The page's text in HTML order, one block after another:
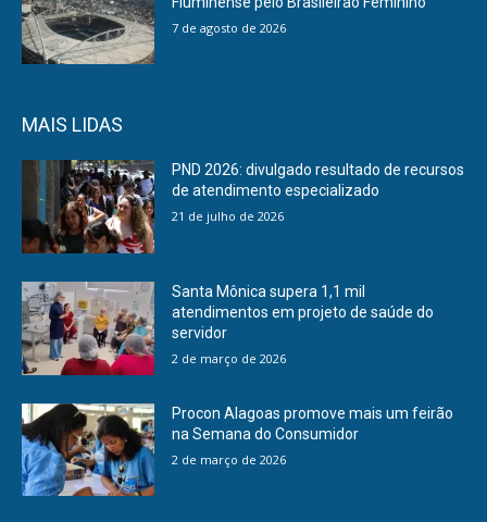
7 de agosto de 2026
MAIS LIDAS
PND 2026: divulgado resultado de recursos
de atendimento especializado
21 de julho de 2026
Santa Mônica supera 1,1 mil
atendimentos em projeto de saúde do
servidor
2 de março de 2026
Procon Alagoas promove mais um feirão
na Semana do Consumidor
2 de março de 2026